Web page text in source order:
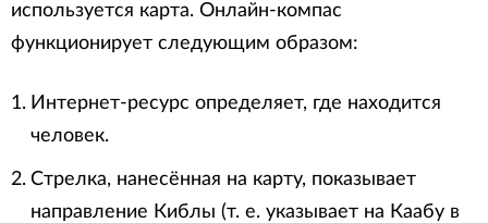
используется карта. Онлайн-компас
функционирует следующим образом:
Интернет-ресурс определяет, где находится
человек.
Стрелка, нанесённая на карту, показывает
направление Киблы (т. е. указывает на Каабу в